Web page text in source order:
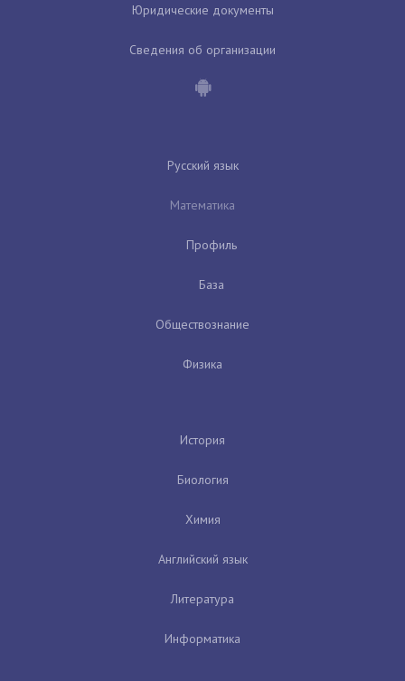
Юридические документы
Сведения об организации
Русский язык
Математика
Профиль
База
Обществознание
Физика
История
Биология
Химия
Английский язык
Литература
Информатика